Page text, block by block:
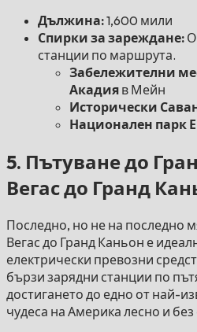
Дължина:1,600 мили
Спирки за зареждане:
станции по маршрута.
Забележителни
Акадия в Мейн
Исторически
Национален парк
5. Пътуване до
Вегас до Гранд
Последно, но не на последно
Вегас до Гранд Каньон е
електрически превозни
бързи зарядни станции по
достигането до едно от най-
чудеса на Америка лесно и без